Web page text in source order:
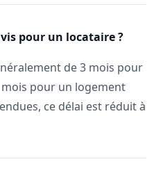
pour un locataire ?
de 3 mois pour
pour un logement
ce délai est réduit à